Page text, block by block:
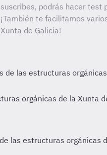
suscribes, podrás hacer test
¡También te facilitamos
Xunta de Galicia!